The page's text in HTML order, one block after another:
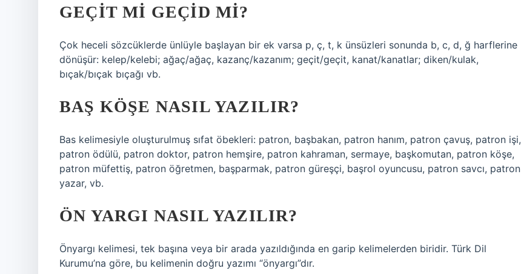
GEÇIT MI GEÇID MI?
Çok heceli sözcüklerde ünlüyle başlayan bir ek varsa p, ç, t, k ünsüzleri sonunda b, c, d, ğ harflerine
dönüşür: kelep/kelebi; ağaç/ağaç, kazanç/kazanım; geçit/geçit, kanat/kanatlar; diken/kulak,
bıçak/bıçak bıçağı vb.
BAŞ KÖŞE NASIL YAZILIR?
Bas kelimesiyle oluşturulmuş sıfat öbekleri: patron, başbakan, patron hanım, patron çavuş, patron işi,
patron ödülü, patron doktor, patron hemşire, patron kahraman, sermaye, başkomutan, patron köşe,
patron müfettiş, patron öğretmen, başparmak, patron güreşçi, başrol oyuncusu, patron savcı, patron
yazar, vb.
ÖN YARGI NASIL YAZILIR?
Önyargı kelimesi, tek başına veya bir arada yazıldığında en garip kelimelerden biridir. Türk Dil
Kurumu’na göre, bu kelimenin doğru yazımı “önyargı”dır.